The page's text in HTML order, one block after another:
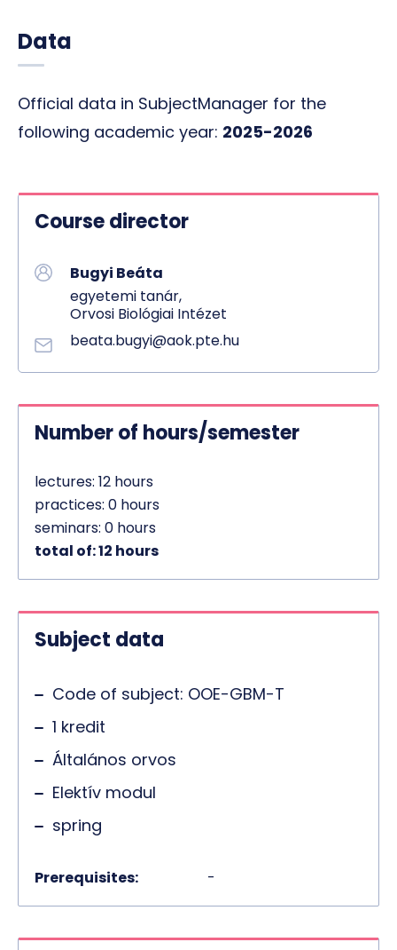
Data
Official data in SubjectManager for the
following academic year: 2025-2026
Course director
Bugyi Beáta
egyetemi tanár,
Orvosi Biológiai Intézet
beata.bugyi@aok.pte.hu
Number of hours/semester
lectures: 12 hours
practices: 0 hours
seminars: 0 hours
total of: 12 hours
Subject data
Code of subject: OOE-GBM-T
1 kredit
Általános orvos
Elektív modul
spring
Prerequisites: -